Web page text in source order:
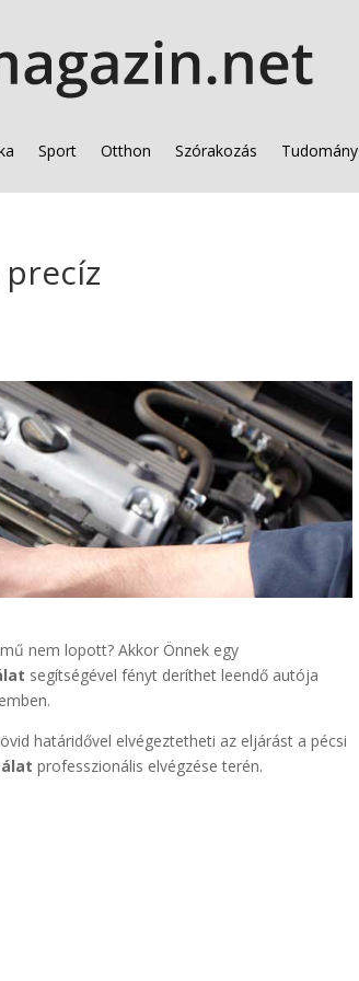
Sport Otthon Szórakozás Tudomány
nem lopott? Akkor Önnek egy
segítségével fényt deríthet leendő autója
határidővel elvégeztetheti az eljárást a pécsi
professzionális elvégzése terén.